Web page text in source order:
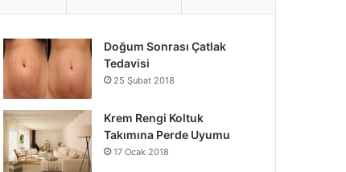
Doğum Sonrası Çatlak
Tedavisi
25 Şubat 2018
Krem Rengi Koltuk
Takımına Perde Uyumu
17 Ocak 2018